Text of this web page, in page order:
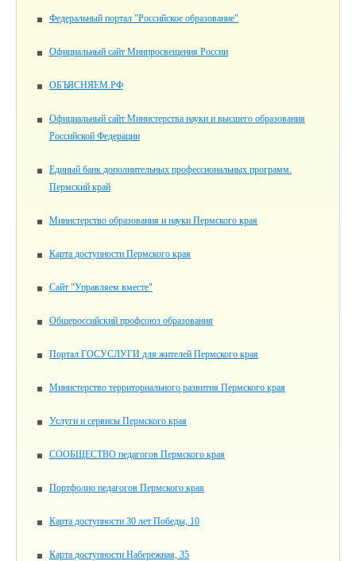
Федеральный портал "Российское образование"
Официальный сайт Минпросвещения России
ОБЪЯСНЯЕМ.РФ
Официальный сайт Министерства науки и высшего образования
Российской Федерации
Единый банк дополнительных профессиональных программ.
Пермский край
Министерство образования и науки Пермского края
Карта доступности Пермского края
Сайт "Управляем вместе"
Общероссийский профсоюз образования
Портал ГОСУСЛУГИ для жителей Пермского края
Министерство территориального развития Пермского края
Услуги и сервисы Пермского края
СООБЩЕСТВО педагогов Пермского края
Портфолио педагогов Пермского края
Карта доступности 30 лет Победы, 10
Карта доступности Набережная, 35